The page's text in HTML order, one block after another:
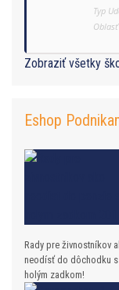
Typ
Zobraziť všetky
Eshop
Rady pre živnostníkov
neodísť do dôchodku s
holým zadkom!